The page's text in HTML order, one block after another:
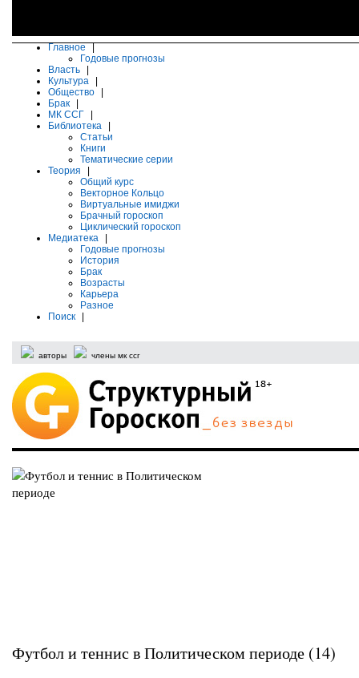
Главное
Годовые прогнозы
Власть
Культура
Общество
Брак
МК ССГ
Библиотека
Статьи
Книги
Тематические серии
Теория
Общий курс
Векторное Кольцо
Виртуальные имиджи
Брачный гороскоп
Циклический гороскоп
Медиатека
Годовые прогнозы
История
Брак
Возрасты
Карьера
Разное
Поиск
авторы члены мк ссг
Футбол и теннис в Политическом периоде (14)